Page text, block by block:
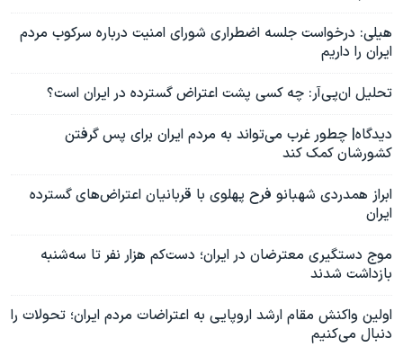
هیلی: درخواست جلسه اضطراری شورای امنیت درباره سرکوب مردم
ایران را داریم
تحلیل ان‌پی‌آر: چه کسی پشت اعتراض گسترده در ایران است؟
دیدگاه| چطور غرب می‌تواند به مردم ایران برای پس گرفتن
کشورشان کمک کند
ابراز همدردی شهبانو فرح پهلوی با قربانیان اعتراض‌های گسترده
ایران
موج دستگیری معترضان در ایران؛ دست‌کم هزار نفر تا سه‌شنبه
بازداشت شدند
اولین واکنش مقام ارشد اروپایی به اعتراضات مردم ایران؛ تحولات را
دنبال می‌کنیم